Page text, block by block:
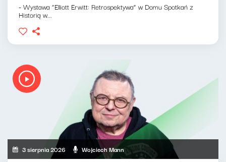
- Wystawa “Elliott Erwitt: Retrospektywa” w Domu Spotkań z
Historią w...
3 sierpnia 2026 Wojciech Mann